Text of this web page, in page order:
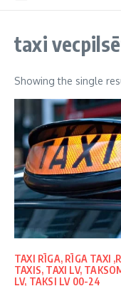
taxi
Showing the single
TAXI RĪGA, RĪGA TAXI
TAXIS, TAXI LV,
LV, TAKSI LV 00-24